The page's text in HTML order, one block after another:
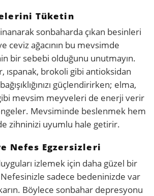
Tüketin
inanarak sonbaharda çıkan besinleri
ceviz ağacının bu mevsimde
bir sebebi olduğunu unutmayın.
ıspanak, brokoli gibi antioksidan
güçlendirirken; elma,
mevsim meyveleri de enerji verir
Mevsiminde beslenmek hem
zihninizi uyumlu hale getirir.
Nefes Egzersizleri
izlemek için daha güzel bir
sadece bedeninizde var
Böylece sonbahar depresyonu